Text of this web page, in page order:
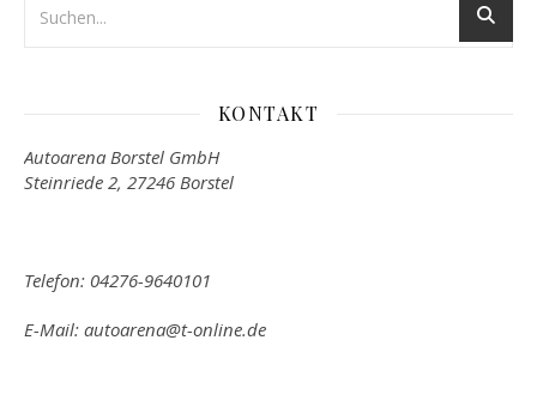
KONTAKT
Autoarena Borstel GmbH
Steinriede 2, 27246 Borstel
Telefon: 04276-9640101
E-Mail: autoarena@t-online.de